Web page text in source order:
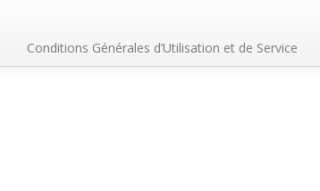
Conditions Générales d’Utilisation et de Service